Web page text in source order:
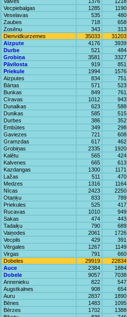
Vecpiebalgas
1285 1190
Veselavas
535 480
Zaubes
718 658
Zosēnu
343 313
Dienvidkurzemes
35033 31203
Aizpute
4176 3939
Durbe
521 484
Grobiņa
3581 3327
Pāvilosta
919 851
Priekule
1994 1576
Aizputes
834 751
Bārtas
571 523
Bunkas
849 761
Cīravas
1012 943
Dunalkas
623 588
Dunikas
585 515
Durbes
386 352
Embūtes
349 298
Gaviezes
721 608
Gramzdas
617 462
Grobiņas
2335 1920
Kalētu
565 424
Kalvenes
665 613
Kazdangas
1300 1171
Lažas
511 470
Medzes
1316 1164
Nīcas
2423 2250
Otaņķu
833 789
Priekules
525 417
Rucavas
1010 949
Sakas
474 443
Tadaiķu
790 689
Vaiņodes
2061 1726
Vecpils
429 391
Vērgales
1267 1149
Virgas
791 660
Dobeles
29919 22834
Auce
2384 1884
Dobele
9057 7038
Annenieku
822 547
Augstkalnes
908 654
Auru
2837 1890
Bēnes
1483 1095
Bērzes
1702 1388